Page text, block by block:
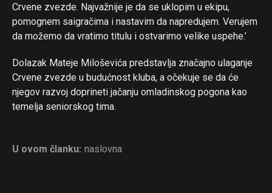
Crvene zvezde. Najvažnije je da se uklopim u ekipu,
pomognem saigračima i nastavim da napredujem. Verujem
da možemo da vratimo titulu i ostvarimo velike uspehe.’
Dolazak Mateje Miloševića predstavlja značajno ulaganje
Crvene zvezde u budućnost kluba, a očekuje se da će
njegov razvoj doprineti jačanju omladinskog pogona kao
temelja seniorskog tima.
U ovom članku: naslovna